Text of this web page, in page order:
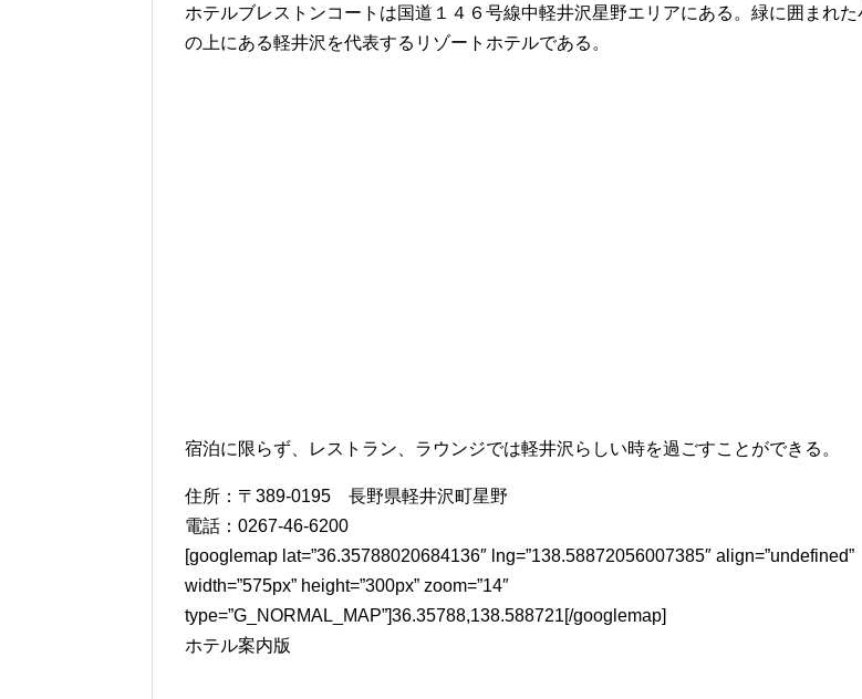
ホテルブレストンコートは国道１４６号線中軽井沢星野エリアにある。緑に囲まれた
の上にある軽井沢を代表するリゾートホテルである。
宿泊に限らず、レストラン、ラウンジでは軽井沢らしい時を過ごすことができる。
住所：〒389-0195 長野県軽井沢町星野
電話：0267-46-6200
[googlemap lat=”36.35788020684136″ lng=”138.58872056007385″ align=”undefined”
width=”575px” height=”300px” zoom=”14″
type=”G_NORMAL_MAP”]36.35788,138.588721[/googlemap]
ホテル案内版